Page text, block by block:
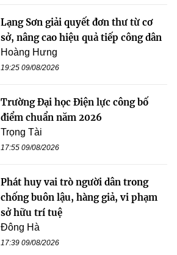
Lạng Sơn giải quyết đơn thư từ cơ
sở, nâng cao hiệu quả tiếp công dân
Hoàng Hưng
19:25 09/08/2026
Trường Đại học Điện lực công bố
điểm chuẩn năm 2026
Trọng Tài
17:55 09/08/2026
Phát huy vai trò người dân trong
chống buôn lậu, hàng giả, vi phạm
sở hữu trí tuệ
Đông Hà
17:39 09/08/2026